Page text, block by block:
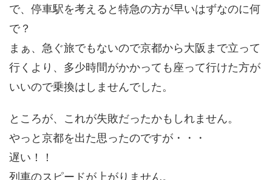
で、停車駅を考えると特急の方が早いはずなのに何
で？
まぁ、急ぐ旅でもないので京都から大阪まで立って
行くより、多少時間がかかっても座って行けた方が
いいので乗換はしませんでした。
ところが、これが失敗だったかもしれません。
やっと京都を出た思ったのですが・・・
遅い！！
列車のスピードが上がりません。